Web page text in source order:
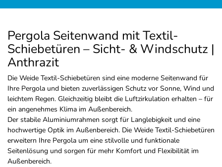
Pergola Seitenwand mit Textil-
Schiebetüren – Sicht- & Windschutz |
Anthrazit
Die Weide Textil-Schiebetüren sind eine moderne Seitenwand für
Ihre Pergola und bieten zuverlässigen Schutz vor Sonne, Wind und
leichtem Regen. Gleichzeitig bleibt die Luftzirkulation erhalten – für
ein angenehmes Klima im Außenbereich.
Der stabile Aluminiumrahmen sorgt für Langlebigkeit und eine
hochwertige Optik im Außenbereich. Die Weide Textil-Schiebetüren
erweitern Ihre Pergola um eine stilvolle und funktionale
Seitenlösung und sorgen für mehr Komfort und Flexibilität im
Außenbereich.